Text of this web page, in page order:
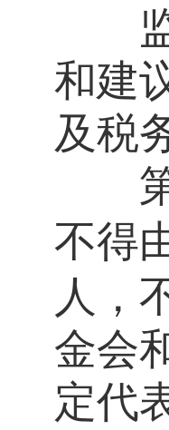
监
和建
及税
第
不得
人，
金会
定代